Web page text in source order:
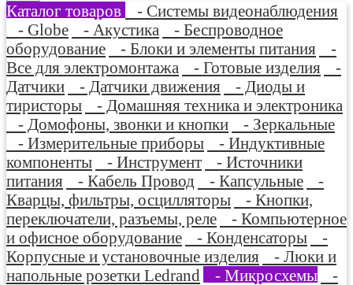
Каталог товаров
- Системы видеонаблюдения
- Globe
- Акустика
- Беспроводное
оборудование
- Блоки и элементы питания
-
Все для электромонтажа
- Готовые изделия
-
Датчики
- Датчики движения
- Диоды и
тиристоры
- Домашняя техника и электроника
- Домофоны, звонки и кнопки
- Зеркальные
- Измерительные приборы
- Индуктивные
компоненты
- Инструмент
- Источники
питания
- Кабель Провод - Капсульные
-
Кварцы, фильтры, осцилляторы
- Кнопки,
переключатели, разъемы, реле
- Компьютерное
и офисное оборудование
- Конденсаторы
-
Корпусные и установочные изделия
- Люки и
напольные розетки Ledrand
- Микросхемы
-